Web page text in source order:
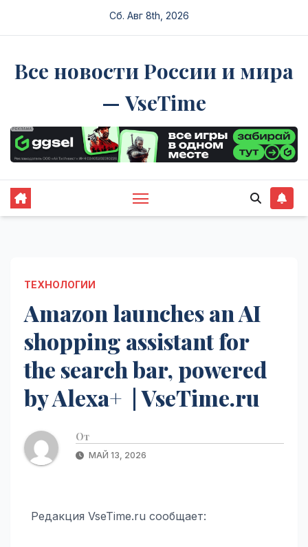
Сб. Авг 8th, 2026
Все новости России и мира
— VseTime
ТЕХНОЛОГИИ
Amazon launches an AI
shopping assistant for
the search bar, powered
by Alexa+ | VseTime.ru
От
МАЙ 13, 2026
Редакция VseTime.ru сообщает: